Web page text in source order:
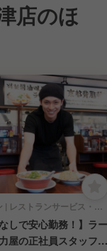
店のほ
ラーメン | レストランサービス・ホールスタッフ
なしで安心勤務！】ラー
屋の正社員スタッフ募